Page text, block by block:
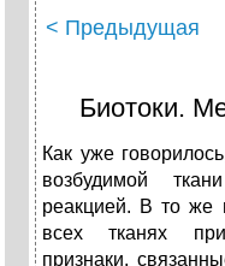
< Предыдущая
Биотоки.
Как уже
возбудимой
реакцией. В то же
всех тканях
признаки,